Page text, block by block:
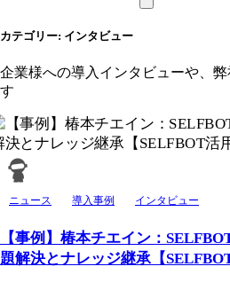
カテゴリー: インタビュー
企業様への導入インタビューや、
す
ニュース 導入事例 インタビュー
【事例】椿本チエイン：
題解決とナレッジ継承【